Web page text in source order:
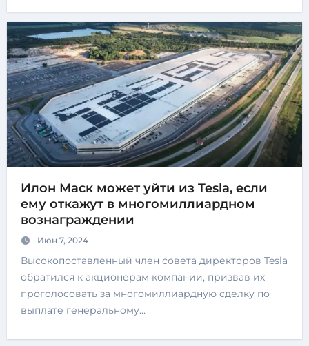
Илон Маск может уйти из Tesla, если
ему откажут в многомиллиардном
вознаграждении
Июн 7, 2024
Высокопоставленный член совета директоров Tesla
обратился к акционерам компании, призвав их
проголосовать за многомиллиардную сделку по
выплате генеральному…